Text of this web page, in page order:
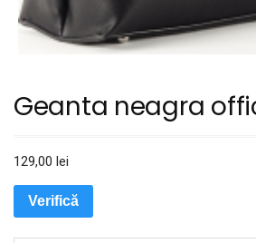
Geanta neagra
129,00 lei
Verifică